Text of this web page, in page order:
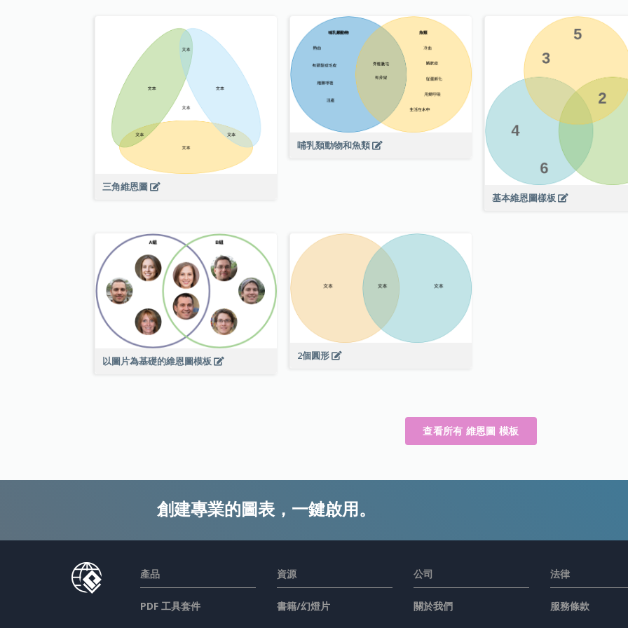
三角維恩圖
哺乳類動物和魚類
基本維恩圖樣板
以圖片為基礎的維恩圖模板 2個圓形
查看所有 維恩圖 模板
創建專業的圖表，一鍵啟用。
產品
PDF 工具套件
資源
書籍/幻燈片
公司
關於我們
法律
服務條款